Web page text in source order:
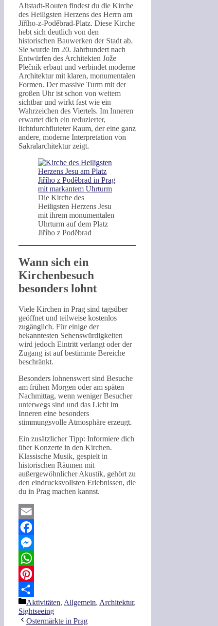
Altstadt-Routen findest du die Kirche
des Heiligsten Herzens des Herrn am
Jiřího-z-Poděbrad-Platz. Diese Kirche
hebt sich deutlich von den
historischen Bauwerken der Stadt ab.
Sie wurde im 20. Jahrhundert nach
Entwürfen des Architekten Jože
Plečnik erbaut und verbindet moderne
Architektur mit klaren, monumentalen
Formen. Der massive Turm mit der
großen Uhr ist schon von weitem
sichtbar und wirkt fast wie ein
Wahrzeichen des Viertels. Im Inneren
erwartet dich ein reduzierter,
lichtdurchfluteter Raum, der eine ganz
andere, moderne Interpretation von
Sakralarchitektur zeigt.
Die Kirche des
Heiligsten Herzens Jesu
mit ihrem monumentalen
Uhrturm auf dem Platz
Jiřího z Poděbrad
Wann sich ein
Kirchenbesuch
besonders lohnt
Viele Kirchen in Prag sind tagsüber
geöffnet und teilweise kostenlos
zugänglich. Für einige der
bekanntesten Sehenswürdigkeiten
wird jedoch Eintritt verlangt oder der
Zugang ist auf bestimmte Bereiche
beschränkt.
Besonders lohnenswert sind Besuche
am frühen Morgen oder am späten
Nachmittag, wenn weniger Besucher
unterwegs sind und das Licht im
Inneren eine besonders
stimmungsvolle Atmosphäre erzeugt.
Ein zusätzlicher Tipp: Informiere dich
über Konzerte in den Kirchen.
Klassische Musik, gespielt in
historischen Räumen mit
außergewöhnlicher Akustik, gehört zu
den eindrucksvollsten Erlebnissen, die
du in Prag machen kannst.
Email
Facebook
Messenger
WhatsApp
Pinterest
Teilen
Kategorien
Aktivitäten, Allgemein, Architektur,
Sightseeing
Ostermärkte in Prag